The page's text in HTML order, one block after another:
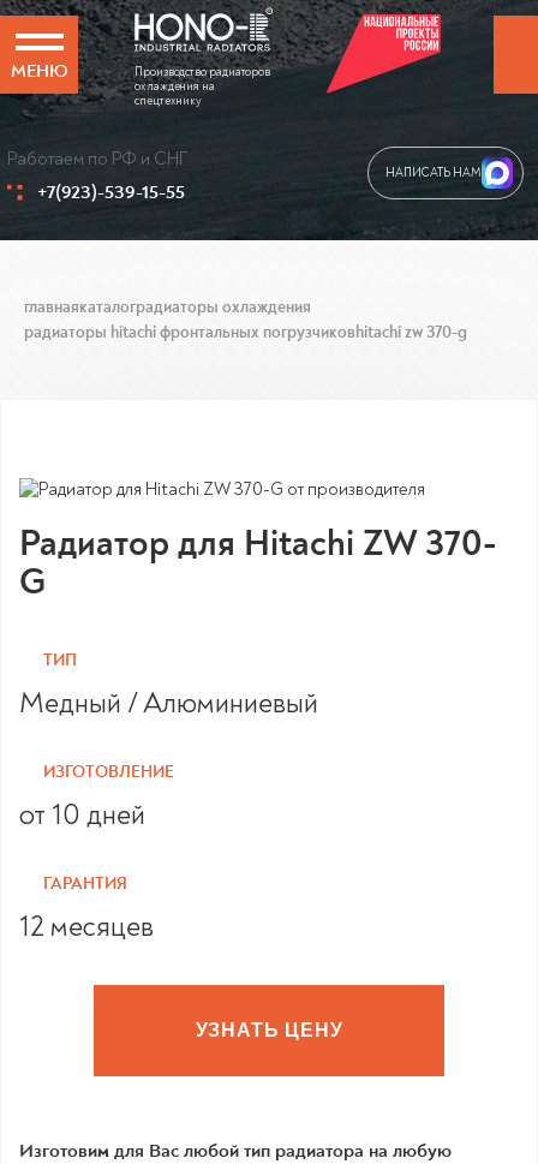
МЕНЮ
Производство радиаторов
охлаждения на
спецтехнику
НАПИСАТЬ НАМ
Работаем по РФ и СНГ
+7(923)-539-15-55
главнаякаталоградиаторы охлаждения
радиаторы hitachi фронтальных погрузчиковhitachi zw 370-g
Радиатор для Hitachi ZW 370-
G
ТИП
Медный / Алюминиевый
ИЗГОТОВЛЕНИЕ
от 10 дней
ГАРАНТИЯ
12 месяцев
УЗНАТЬ ЦЕНУ
Изготовим для Вас любой тип радиатора на любую